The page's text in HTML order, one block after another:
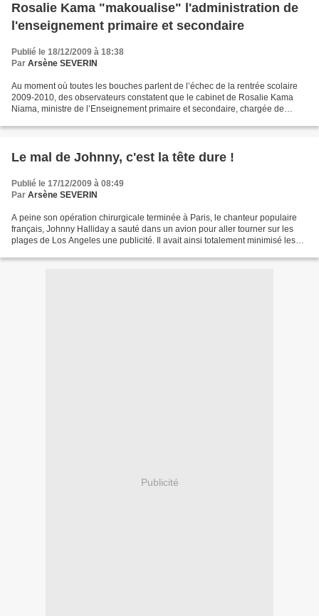
Rosalie Kama "makoualise" l'administration de
l'enseignement primaire et secondaire
Publié le 18/12/2009 à 18:38
Par Arsène SEVERIN
Au moment où toutes les bouches parlent de l’échec de la rentrée scolaire
2009-2010, des observateurs constatent que le cabinet de Rosalie Kama
Niama, ministre de l’Enseignement primaire et secondaire, chargée de
Le mal de Johnny, c'est la tête dure !
Publié le 17/12/2009 à 08:49
Par Arsène SEVERIN
A peine son opération chirurgicale terminée à Paris, le chanteur populaire
français, Johnny Halliday a sauté dans un avion pour aller tourner sur les
plages de Los Angeles une publicité. Il avait ainsi totalement minimisé les
Publicité